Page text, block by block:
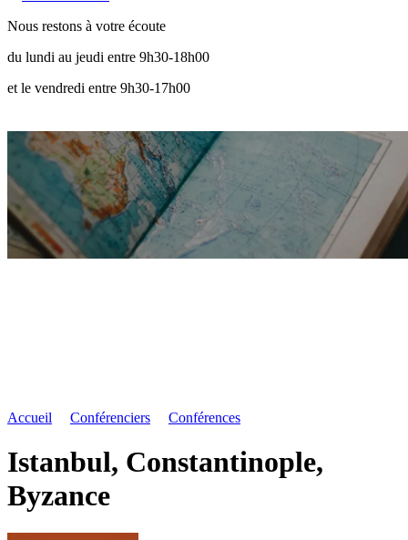
Nous restons à votre écoute
du lundi au jeudi entre 9h30-18h00
et le vendredi entre 9h30-17h00
Accueil Conférenciers Conférences
Istanbul, Constantinople,
Byzance